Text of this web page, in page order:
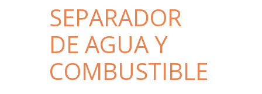
SEPARADOR
DE AGUA Y
COMBUSTIBLE